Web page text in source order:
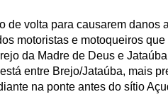
de volta para causarem danos
motoristas e motoqueiros
da Madre de Deus e Jataúba
entre Brejo/Jataúba, mais
na ponte antes do sítio